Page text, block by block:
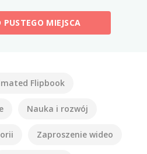
PUSTEGO MIEJSCA
Flipbook
Nauka i rozwój
Zaproszenie wideo